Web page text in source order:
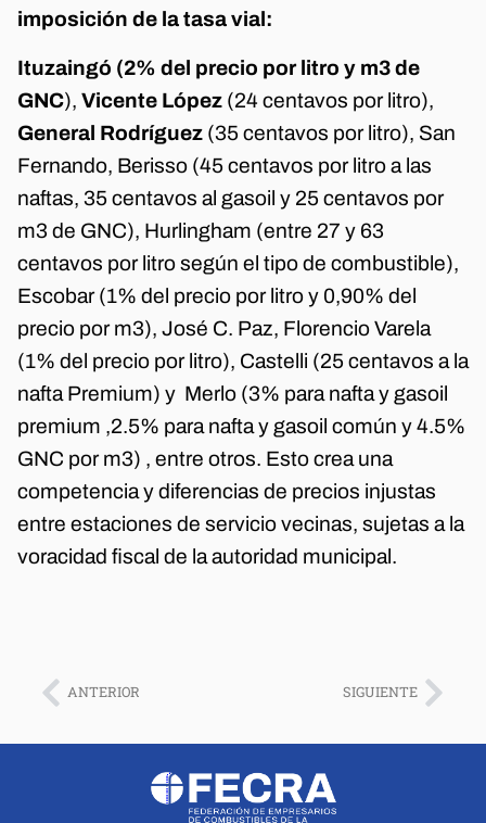
imposición de la tasa vial:
Ituzaingó (2% del precio por litro y m3 de
GNC), Vicente López (24 centavos por litro),
General Rodríguez (35 centavos por litro), San
Fernando, Berisso (45 centavos por litro a las
naftas, 35 centavos al gasoil y 25 centavos por
m3 de GNC), Hurlingham (entre 27 y 63
centavos por litro según el tipo de combustible),
Escobar (1% del precio por litro y 0,90% del
precio por m3), José C. Paz, Florencio Varela
(1% del precio por litro), Castelli (25 centavos a la
nafta Premium) y Merlo (3% para nafta y gasoil
premium ,2.5% para nafta y gasoil común y 4.5%
GNC por m3) , entre otros. Esto crea una
competencia y diferencias de precios injustas
entre estaciones de servicio vecinas, sujetas a la
voracidad fiscal de la autoridad municipal.
ANTERIOR SIGUIENTE